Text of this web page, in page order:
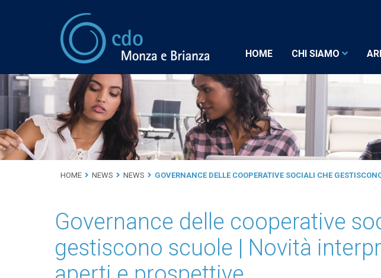
HOME CHI SIAMO
HOME NEWS NEWS GOVERNANCE DELLE COOPERATIVE SOCIALI CHE
Governance delle cooperative
gestiscono scuole | Novità